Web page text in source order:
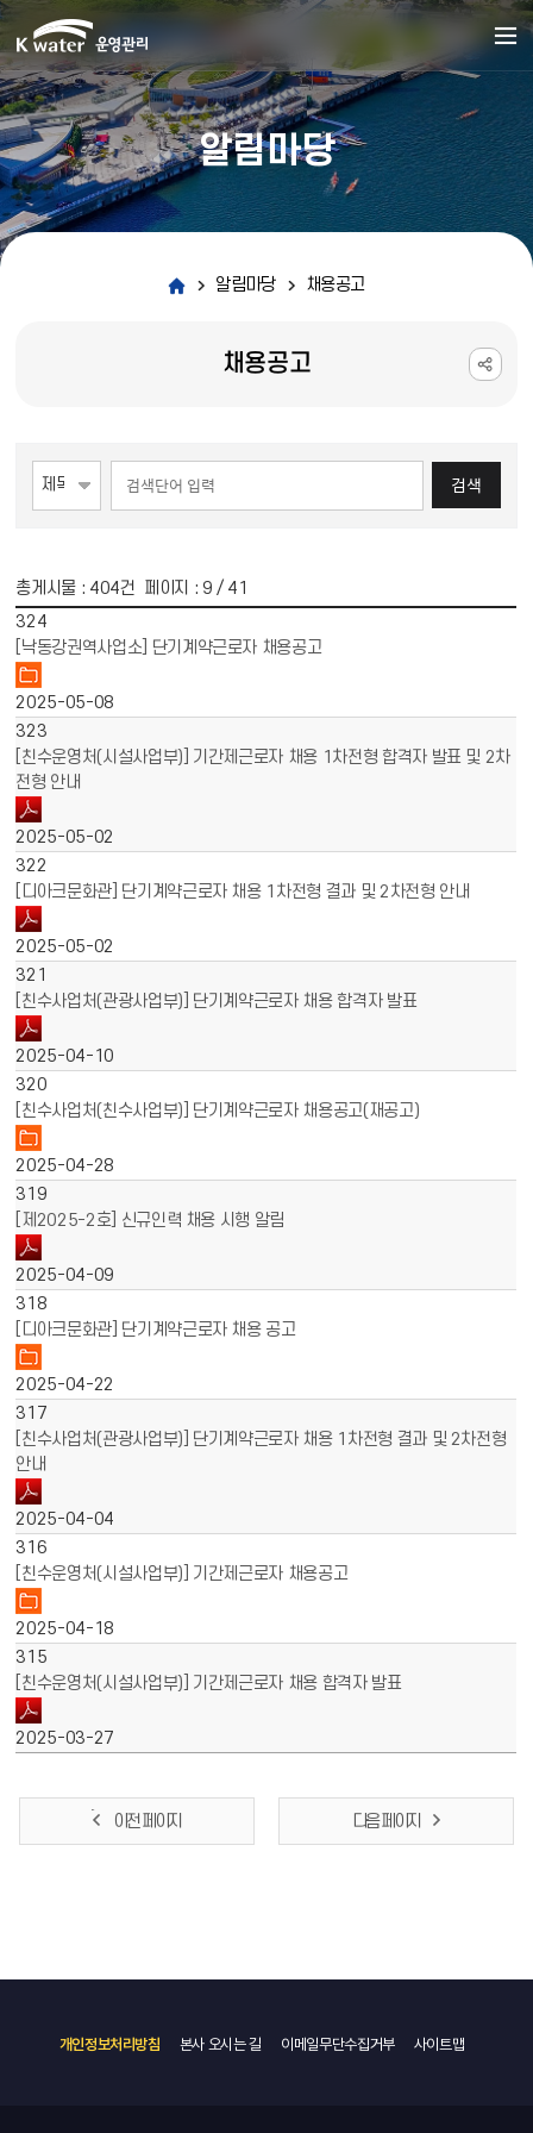
알림마당
알림마당 채용공고
채용공고
검색
총게시물 : 404건 페이지 : 9 / 41
324
[낙동강권역사업소] 단기계약근로자 채용공고
2025-05-08
323
[친수운영처(시설사업부)] 기간제근로자 채용 1차전형 합격자 발표 및 2차
전형 안내
2025-05-02
322
[디아크문화관] 단기계약근로자 채용 1차전형 결과 및 2차전형 안내
2025-05-02
321
[친수사업처(관광사업부)] 단기계약근로자 채용 합격자 발표
2025-04-10
320
[친수사업처(친수사업부)] 단기계약근로자 채용공고(재공고)
2025-04-28
319
[제2025-2호] 신규인력 채용 시행 알림
2025-04-09
318
[디아크문화관] 단기계약근로자 채용 공고
2025-04-22
317
[친수사업처(관광사업부)] 단기계약근로자 채용 1차전형 결과 및 2차전형
안내
2025-04-04
316
[친수운영처(시설사업부)] 기간제근로자 채용공고
2025-04-18
315
[친수운영처(시설사업부)] 기간제근로자 채용 합격자 발표
2025-03-27
이전 페이지 다음 페이지
개인정보처리방침 본사 오시는 길 이메일무단수집거부 사이트맵